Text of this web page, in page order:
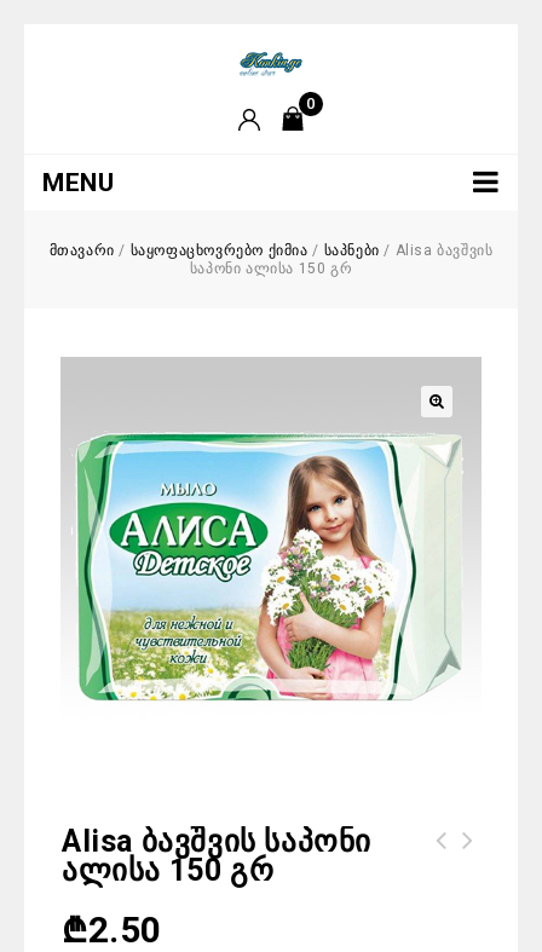
0
MENU
მთავარი / საყოფაცხოვრებო ქიმია / საპნები / Alisa ბავშვის
საპონი ალისა 150 გრ
Alisa Ბავშვის Საპონი
Ალისა 150 Გრ
₾2.50